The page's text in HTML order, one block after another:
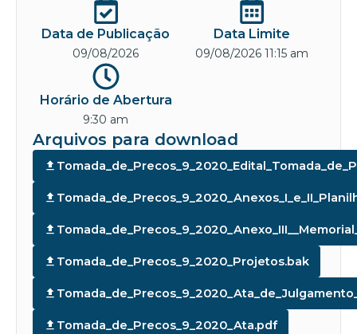
Data de Publicação
09/08/2026
Data Limite
09/08/2026 11:15 am
Horário de Abertura
9:30 am
Arquivos para download
Tomada_de_Precos_9_2020_Projetos.bak
Tomada_de_Precos_9_2020_Ata.pdf